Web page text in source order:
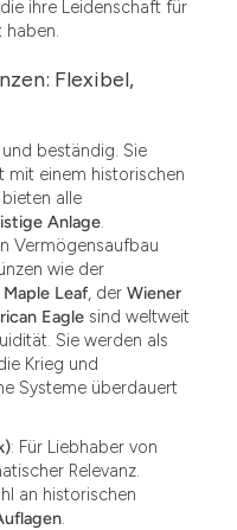
ihre Leidenschaft für
haben.
Flexibel,
beständig. Sie
mit einem historischen
alle
Anlage.
Vermögensaufbau
wie der
Maple Leaf, der Wiener
Eagle sind weltweit
Sie werden als
Krieg und
Systeme überdauert
: Für Liebhaber von
Relevanz.
an historischen
.